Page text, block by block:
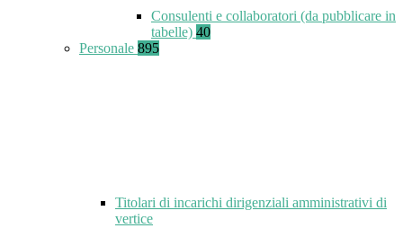
Consulenti e collaboratori (da pubblicare in
tabelle) 40
Personale 895
Titolari di incarichi dirigenziali amministrativi di
vertice